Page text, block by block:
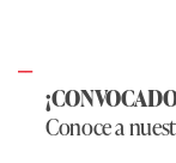
Conoce a